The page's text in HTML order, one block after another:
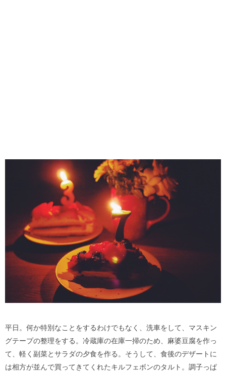
平日。何か特別なことをするわけでもなく、洗車をして、マスキン
グテープの整理をする。冷蔵庫の在庫一掃のため、麻婆豆腐を作っ
て、軽く副菜とサラダの夕食を作る。そうして、食後のデザートに
は相方が並んで買ってきてくれたキルフェボンのタルト。調子っぱ